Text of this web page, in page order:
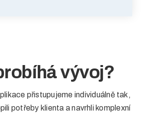
vývoj?
přistupujeme individuálně tak,
potřeby klienta a navrhli komplexní